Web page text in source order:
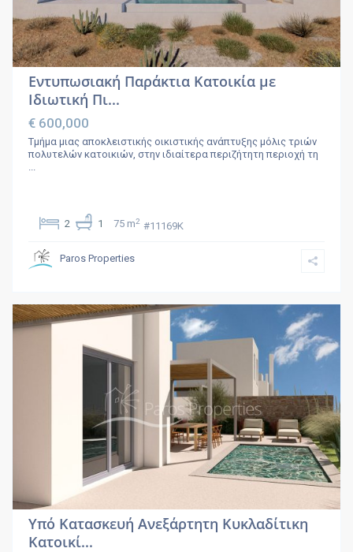
Εντυπωσιακή Παράκτια Κατοικία με
Ιδιωτική Πι...
€ 600,000
Τμήμα μιας αποκλειστικής οικιστικής ανάπτυξης μόλις τριών
πολυτελών κατοικιών, στην ιδιαίτερα περιζήτητη περιοχή τη
2 1 75 m2 #11169K
Paros Properties
Υπό Κατασκευή Ανεξάρτητη Κυκλαδίτικη
Κατοικί...